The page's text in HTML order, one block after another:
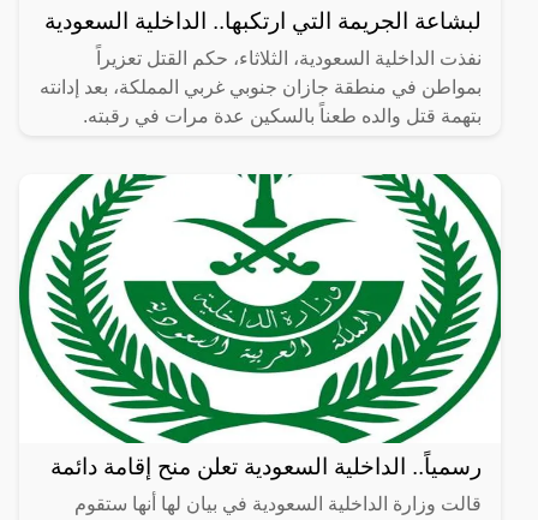
لبشاعة الجريمة التي ارتكبها.. الداخلية السعودية
نفذت الداخلية السعودية، الثلاثاء، حكم القتل تعزيراً
بمواطن في منطقة جازان جنوبي غربي المملكة، بعد إدانته
بتهمة قتل والده طعناً بالسكين عدة مرات في رقبته.
رسمياً.. الداخلية السعودية تعلن منح إقامة دائمة
قالت وزارة الداخلية السعودية في بيان لها أنها ستقوم